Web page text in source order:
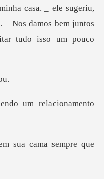
_ Nos damos bem juntos
um relacionam
sua cama